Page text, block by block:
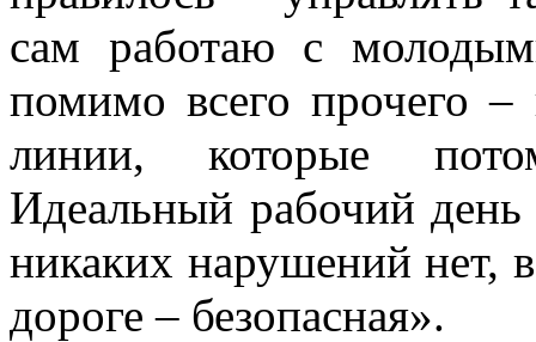
сам работаю с
помимо всего прочего
линии, которые
Идеальный рабочий
никаких нарушений нет,
дороге – безопасная».